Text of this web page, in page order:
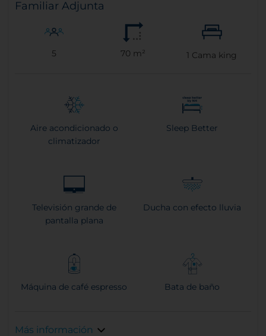
Familiar Adjunta
5 70 m² 1 Cama king
Aire acondicionado o
climatizador
Sleep Better
Televisión grande de
pantalla plana
Ducha con efecto lluvia
Máquina de café espresso Bata de baño
Más información